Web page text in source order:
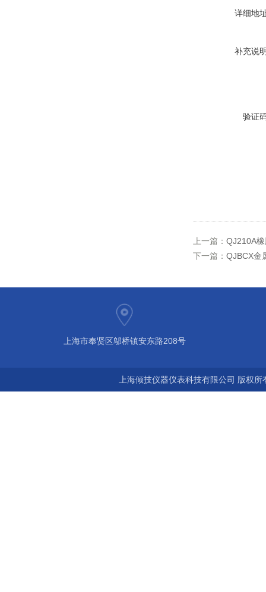
详细地
补充说
验证
上一篇： QJ210A
下一篇： QJBCX金
上海市奉贤区邬桥镇安东路208号
上海倾技仪器仪表科技有限公司 版权